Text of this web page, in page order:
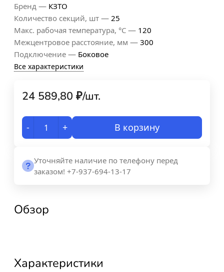
Бренд — КЗТО
Количество секций, шт — 25
Макс. рабочая температура, °С — 120
Межцентровое расстояние, мм — 300
Подключение — Боковое
Все характеристики
24 589,80 ₽/шт.
- + В корзину
Уточняйте наличие по телефону перед
заказом! +7-937-694-13-17
Обзор
Характеристики